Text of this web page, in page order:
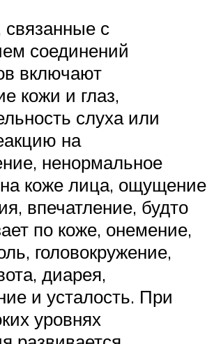
с
соединений
включают
кожи и глаз,
слуха или
на
ненормальное
коже лица, ощущение
впечатление, будто
по коже, онемение,
головокружение,
диарея,
и усталость. При
уровнях